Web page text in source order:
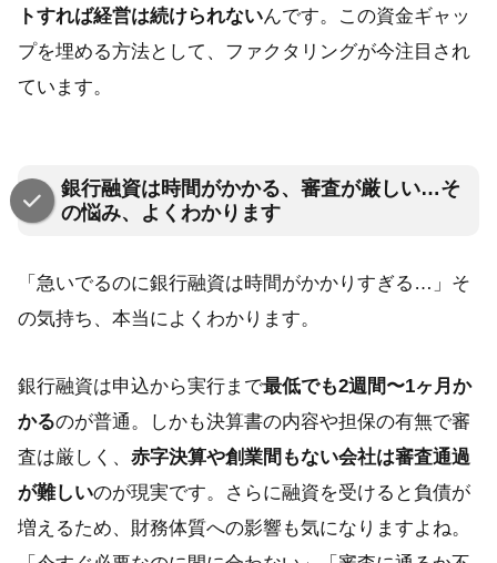
トすれば経営は続けられないんです。この資金ギャッ
プを埋める方法として、ファクタリングが今注目され
ています。
銀行融資は時間がかかる、審査が厳しい…そ
の悩み、よくわかります
「急いでるのに銀行融資は時間がかかりすぎる…」そ
の気持ち、本当によくわかります。
銀行融資は申込から実行まで最低でも2週間〜1ヶ月か
かるのが普通。しかも決算書の内容や担保の有無で審
査は厳しく、 赤字決算や創業間もない会社は審査通過
が難しいのが現実です。さらに融資を受けると負債が
増えるため、財務体質への影響も気になりますよね。